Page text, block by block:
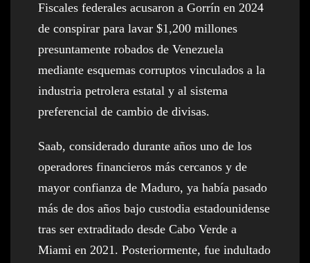
Fiscales federales acusaron a Gorrín en 2024
de conspirar para lavar $1,200 millones
presuntamente robados de Venezuela
mediante esquemas corruptos vinculados a la
industria petrolera estatal y al sistema
preferencial de cambio de divisas.
Saab, considerado durante años uno de los
operadores financieros más cercanos y de
mayor confianza de Maduro, ya había pasado
más de dos años bajo custodia estadounidense
tras ser extraditado desde Cabo Verde a
Miami en 2021. Posteriormente, fue indultado